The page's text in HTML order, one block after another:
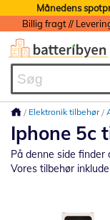
Månedens
Elektronik tilbehør
Iphone 5c
På denne side finder
Vores tilbehør